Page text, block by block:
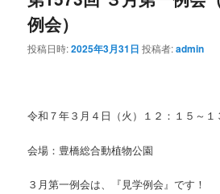
例会）
投稿日時:2025年3月31日 投稿者:admin
令和７年３月４日（火）１２：１５～１
会場：豊橋総合動植物公園
３月第一例会は、『見学例会』です！